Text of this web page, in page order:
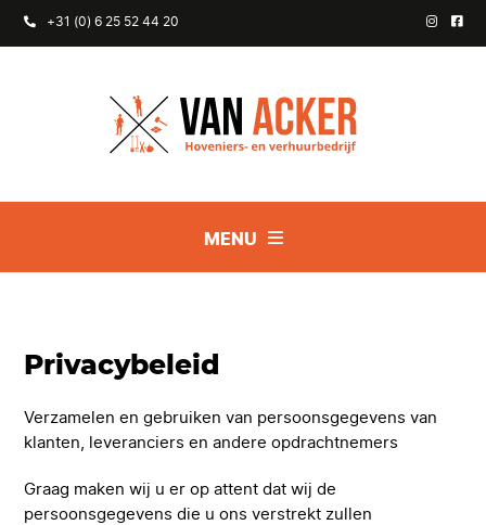
+31 (0) 6 25 52 44 20
MENU
Privacybeleid
Verzamelen en gebruiken van persoonsgegevens van
klanten, leveranciers en andere opdrachtnemers
Graag maken wij u er op attent dat wij de
persoonsgegevens die u ons verstrekt zullen